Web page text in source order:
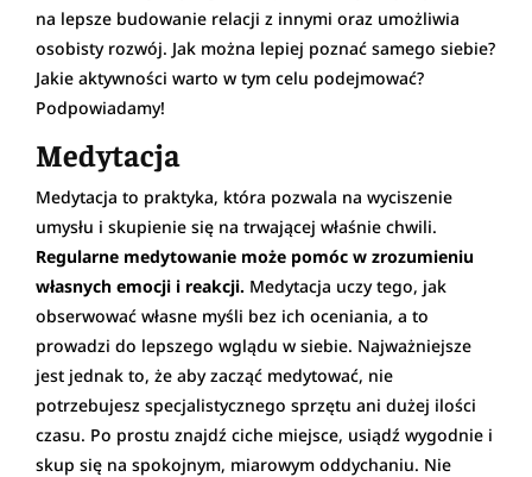
na lepsze budowanie relacji z innymi oraz umożliwia
osobisty rozwój. Jak można lepiej poznać samego siebie?
Jakie aktywności warto w tym celu podejmować?
Podpowiadamy!
Medytacja
Medytacja to praktyka, która pozwala na wyciszenie
umysłu i skupienie się na trwającej właśnie chwili.
Regularne medytowanie może pomóc w zrozumieniu
własnych emocji i reakcji. Medytacja uczy tego, jak
obserwować własne myśli bez ich oceniania, a to
prowadzi do lepszego wglądu w siebie. Najważniejsze
jest jednak to, że aby zacząć medytować, nie
potrzebujesz specjalistycznego sprzętu ani dużej ilości
czasu. Po prostu znajdź ciche miejsce, usiądź wygodnie i
skup się na spokojnym, miarowym oddychaniu. Nie